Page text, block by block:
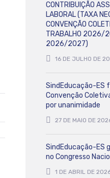
CONTRIBUIÇÃO
LABORAL (TAXA
CONVENÇÃO
TRABALHO 2026/
2026/2027)
16 DE JULHO DE
SindEducação-ES
Convenção
por unanimidade
27 DE MAIO DE
SindEducação-ES
no Congresso
1 DE ABRIL DE